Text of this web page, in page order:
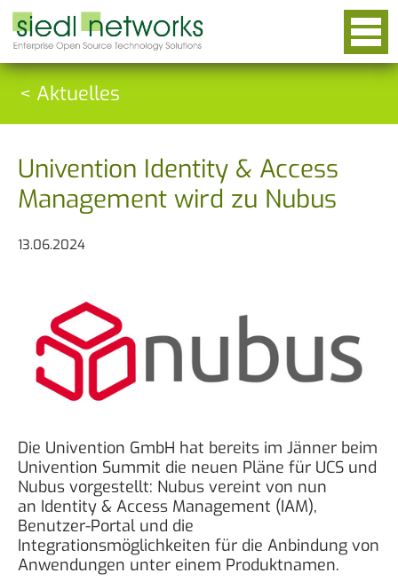
< Aktuelles
Univention Identity & Access
Management wird zu Nubus
13.06.2024
Die Univention GmbH hat bereits im Jänner beim
Univention Summit die neuen Pläne für UCS und
Nubus vorgestellt: Nubus vereint von nun
an Identity & Access Management (IAM),
Benutzer-Portal und die
Integrationsmöglichkeiten für die Anbindung von
Anwendungen unter einem Produktnamen.